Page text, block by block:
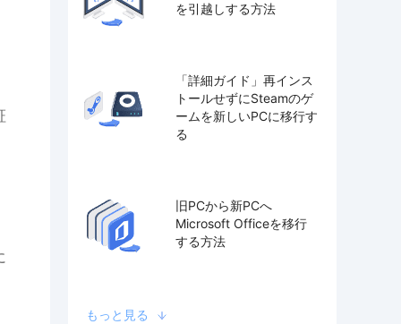
を引越しする方法
「詳細ガイド」再インス
トールせずにSteamのゲ
ームを新しいPCに移行す
る
旧PCから新PCへ
Microsoft Officeを移行
する方法
もっと見る